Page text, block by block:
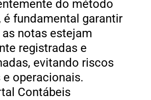
do método
é fundamental garantir
notas estejam
registradas e
evitando riscos
operacionais.
Contábeis